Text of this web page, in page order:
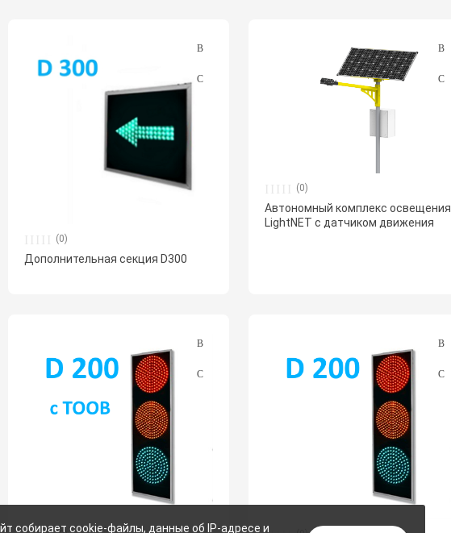
(0)
Дополнительная секция D300
(0)
Автономный комплекс освещения
LightNET с датчиком движения
собирает cookie-файлы, данные об IP-адресе и